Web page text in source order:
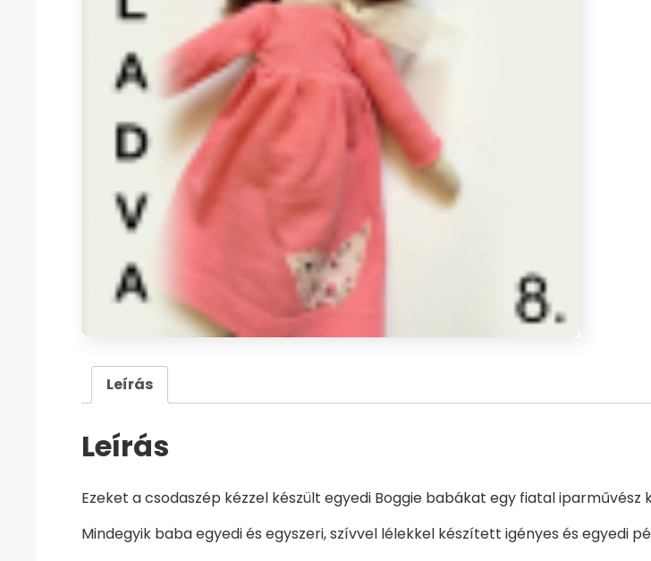
Leírás
Leírás
Ezeket a csodaszép kézzel készült egyedi Boggie babákat egy fiatal
Mindegyik baba egyedi és egyszeri, szívvel lélekkel készített igényes és egyedi